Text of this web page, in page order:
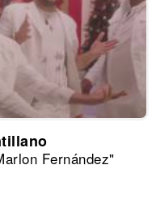
Fernández"